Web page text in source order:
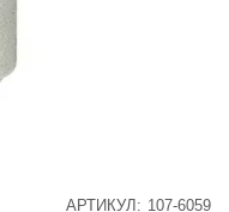
АРТИКУЛ: 107-6059